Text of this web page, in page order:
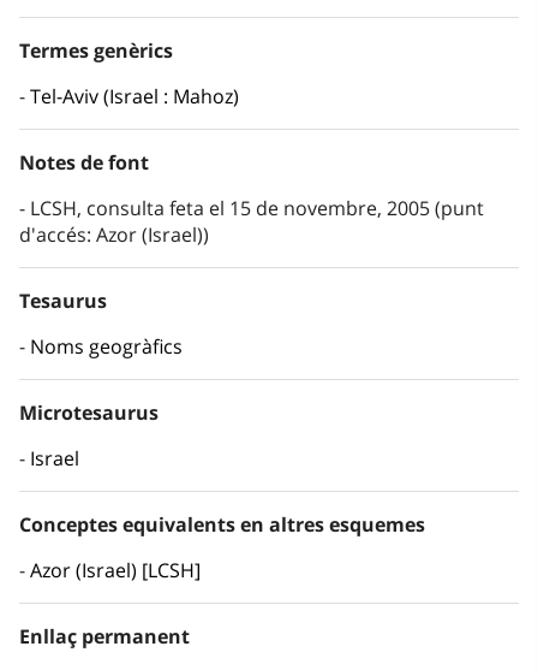
Termes genèrics
Tel-Aviv (Israel : Mahoz)
Notes de font
LCSH, consulta feta el 15 de novembre, 2005 (punt
d'accés: Azor (Israel))
Tesaurus
Noms geogràfics
Microtesaurus
Israel
Conceptes equivalents en altres esquemes
Azor (Israel) [LCSH]
Enllaç permanent